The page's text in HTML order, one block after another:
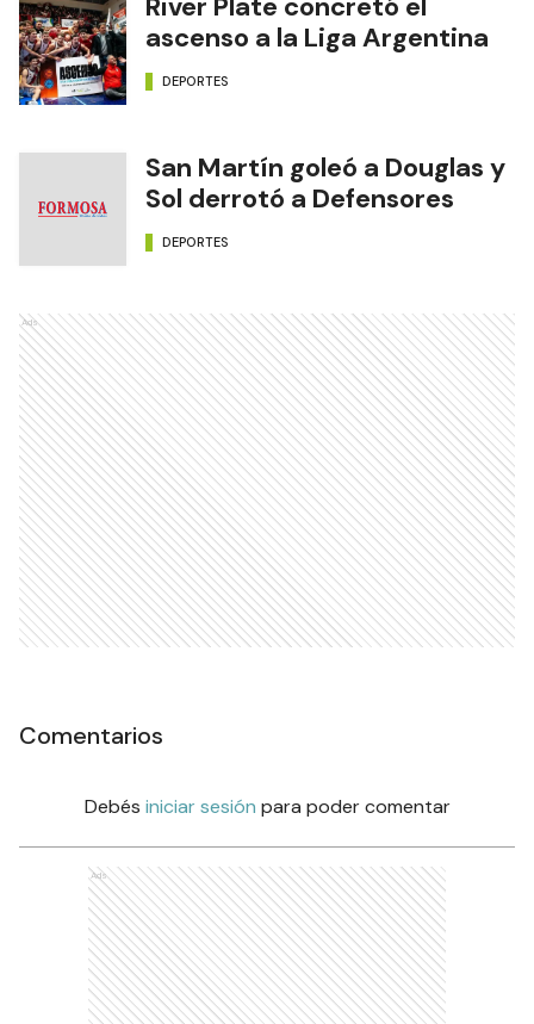
ascenso a la Liga Argentina
DEPORTES
San Martín goleó a Douglas y
Sol derrotó a Defensores
DEPORTES
Ads
Comentarios
Debés iniciar sesión para poder comentar
Ads